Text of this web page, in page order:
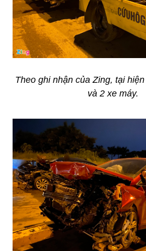
Theo ghi nhận của Zing, tại
và 2 xe máy.